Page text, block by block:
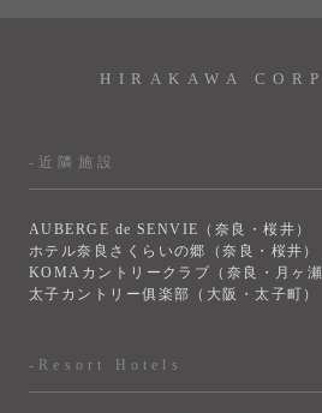
HIRAKAWA
-近隣施設
AUBERGE de SENVIE（奈良・桜井）
ホテル奈良さくらいの郷（奈良・桜井）
KOMAカントリークラブ（奈良・月ヶ瀬
太子カントリー俱楽部（大阪・太子町）
-Resort Hotels